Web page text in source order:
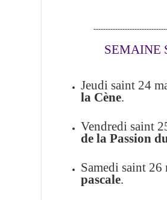
SEMAINE
Jeudi saint 24
la Cène.
Vendredi saint
de la Passion
Samedi saint
pascale.